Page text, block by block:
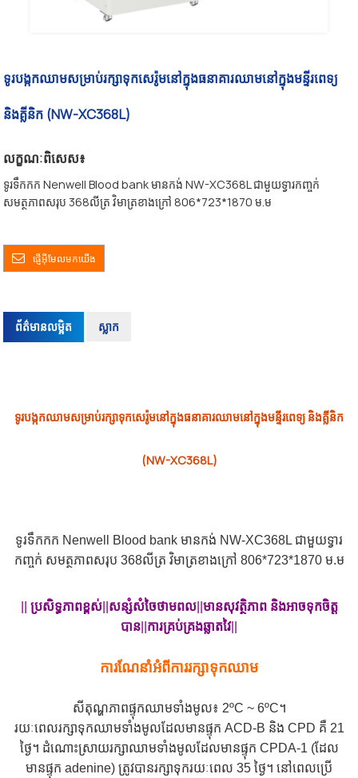
ទូរបង្កកឈាមសម្រាប់រក្សាទុកសេរ៉ូមនៅក្នុងធនាគារឈាមនៅក្នុងមន្ទីរពេទ្យ
និងគ្លីនិក (NW-XC368L)
លក្ខណៈពិសេស៖
ទូរទឹកកក Nenwell Blood bank មានកង់ NW-XC368L ជាមួយទ្វារកញ្ចក់
សមត្ថភាពសរុប 368លីត្រ វិមាត្រខាងក្រៅ 806*723*1870 ម.ម
ផ្ញើអ៊ីមែលមកយើង
ព័ត៌មានលម្អិត ស្លាក
ទូរបង្កកឈាមសម្រាប់រក្សាទុកសេរ៉ូមនៅក្នុងធនាគារឈាមនៅក្នុងមន្ទីរពេទ្យ និងគ្លីនិក
(NW-XC368L)
ទូរទឹកកក Nenwell Blood bank មានកង់ NW-XC368L ជាមួយទ្វារ
កញ្ចក់ សមត្ថភាពសរុប 368លីត្រ វិមាត្រខាងក្រៅ 806*723*1870 ម.ម
ប្រសិទ្ធភាពខ្ពស់|| សន្សំសំចៃថាមពល|| មានសុវត្ថិភាព និងអាចទុកចិត្ត
បាន ការគ្រប់គ្រងឆ្លាតវៃ||
ការណែនាំអំពីការរក្សាទុកឈាម
សីតុណ្ហភាពផ្ទុកឈាមទាំងមូល៖ 2ºC ~ 6ºC។
រយៈពេលរក្សាទុកឈាមទាំងមូលដែលមានផ្ទុក ACD-B និង CPD គឺ 21
ថ្ងៃ។ ដំណោះស្រាយរក្សាឈាមទាំងមូលដែលមានផ្ទុក CPDA-1 (ដែល
មានផ្ទុក adenine) ត្រូវបានរក្សាទុករយៈពេល 35 ថ្ងៃ។ នៅពេលប្រើ